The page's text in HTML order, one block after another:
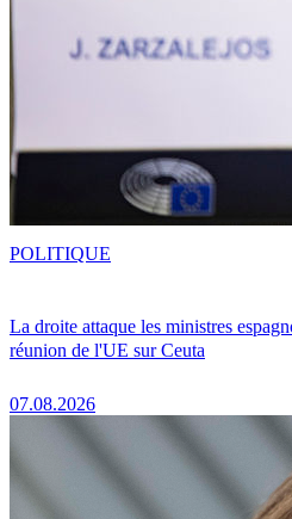
La droite attaque les ministres
réunion de l'UE sur Ceuta
07.08.2026
POLITIQUE